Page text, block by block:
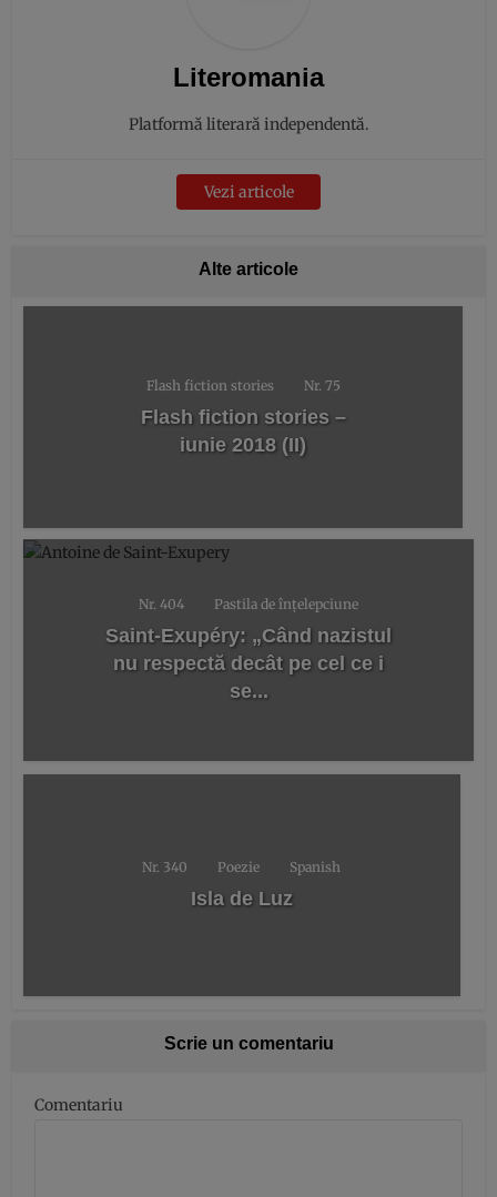
Literomania
Platformă literară independentă.
Vezi articole
Alte articole
Flash fiction stories Nr. 75
Flash fiction stories –
iunie 2018 (II)
Nr. 404 Pastila de înțelepciune
Saint-Exupéry: „Când nazistul
nu respectă decât pe cel ce i
se...
Nr. 340 Poezie Spanish
Isla de Luz
Scrie un comentariu
Comentariu